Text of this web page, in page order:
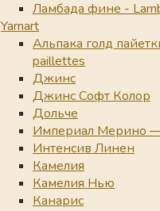
Ламбада фине -
Yarnart
Альпака голд
paillettes
Джинс
Джинс Софт Колор
Дольче
Империал Мерино —
Интенсив Линен
Камелия
Камелия Нью
Канарис